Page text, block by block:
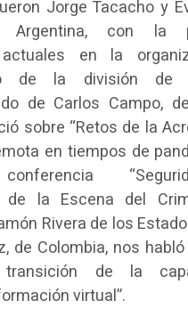
Jorge Tacacho y
Argentina, con la
actuales en la
de la división de
de Carlos Campo,
sobre “Retos de la
en tiempos de
de la Escena del
Rivera de los
de Colombia, nos
de la
virtual”.